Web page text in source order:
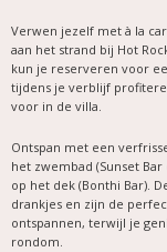
Verwen jezelf met à la
aan het strand bij Hot
kun je reserveren voor
tijdens je verblijf
voor in de villa.
Ontspan met een
het zwembad (Sunset
op het dek (Bonthi Bar).
drankjes en zijn de
ontspannen, terwijl je
rondom.